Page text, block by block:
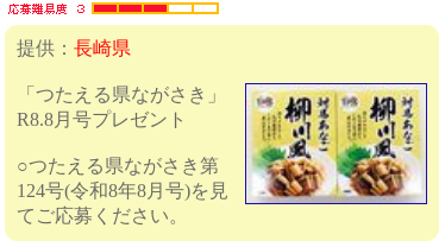
提供： 長崎県
「つたえる県ながさき」
R8.8月号プレゼント
○つたえる県ながさき第
124号(令和8年8月号)を見
てご応募ください。